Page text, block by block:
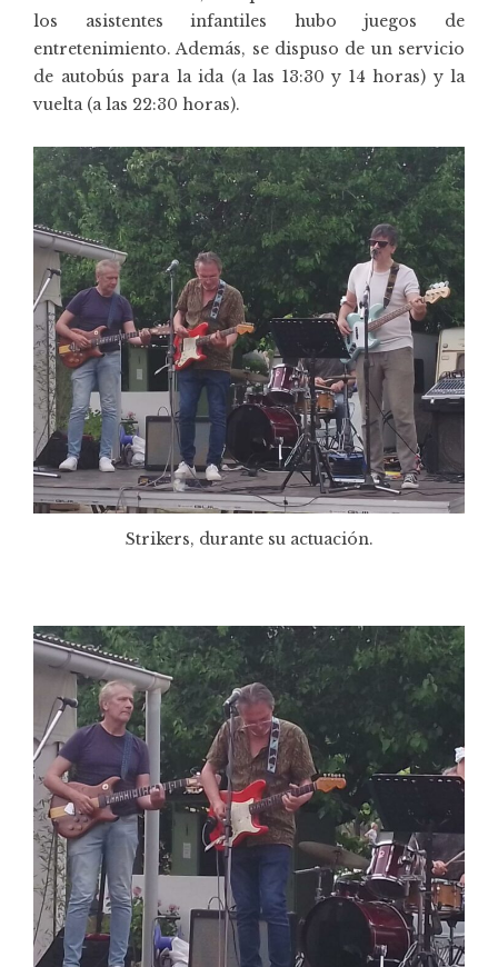
los asistentes infantiles hubo juegos de
entretenimiento. Además, se dispuso de un servicio
de autobús para la ida (a las 13:30 y 14 horas) y la
vuelta (a las 22:30 horas).
Strikers, durante su actuación.